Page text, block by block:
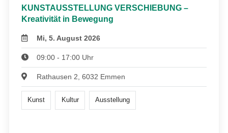
KUNSTAUSSTELLUNG VERSCHIEBUNG –
Kreativität in Bewegung
Mi, 5. August 2026
09:00 - 17:00 Uhr
Rathausen 2, 6032 Emmen
Kunst Kultur Ausstellung